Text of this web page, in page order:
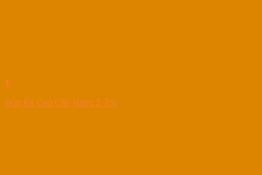
+
Đôn Kê Cao Cầu Nâng 2 Trụ